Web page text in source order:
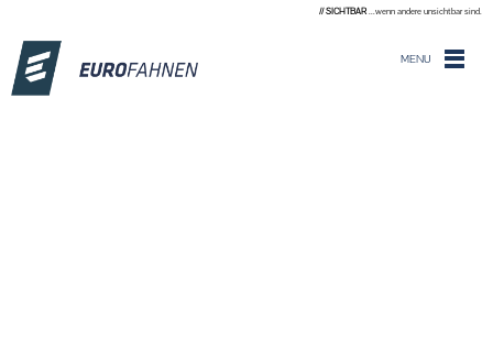
// SICHTBAR ...wenn andere unsichtbar sind.
MENU